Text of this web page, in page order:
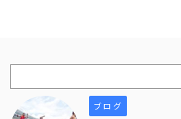
ブログ